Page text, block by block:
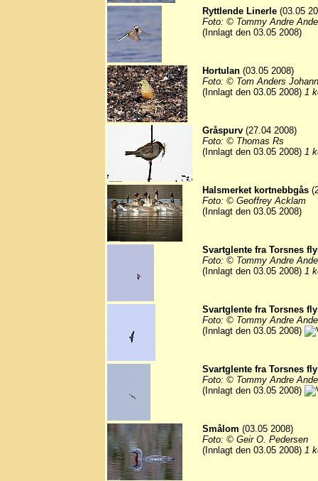
Ryttlende Linerle (03.05
Foto: © Tommy Andre
(Innlagt den 03.05 2008)
Hortulan (03.05 2008)
Foto: © Tom Anders
(Innlagt den 03.05 2008) 1
Gråspurv (27.04 2008)
Foto: © Thomas Rs
(Innlagt den 03.05 2008) 1
Halsmerket kortnebbgås
Foto: © Geoffrey Acklam
(Innlagt den 03.05 2008)
Svartglente fra Torsnes
Foto: © Tommy Andre
(Innlagt den 03.05 2008) 1
Svartglente fra Torsnes
Foto: © Tommy Andre
(Innlagt den 03.05 2008)
Svartglente fra Torsnes
Foto: © Tommy Andre
(Innlagt den 03.05 2008)
Smålom (03.05 2008)
Foto: © Geir O. Pedersen
(Innlagt den 03.05 2008) 1